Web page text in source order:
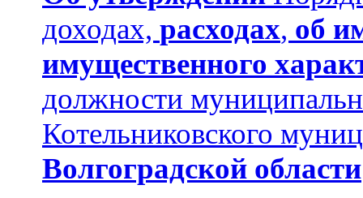
доходах, расходах, об
имущественного
должности
Котельниковского
Волгоградской области